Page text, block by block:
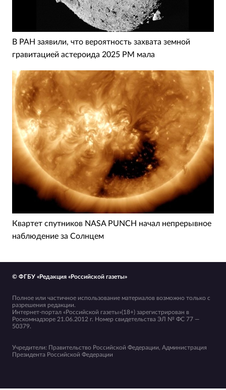
В РАН заявили, что вероятность захвата земной
гравитацией астероида 2025 PM мала
Квартет спутников NASA PUNCH начал непрерывное
наблюдение за Солнцем
© ФГБУ «Редакция «Российской газеты»
Полное или частичное использование материалов возможно только с
разрешения редакции.
Интернет-портал «Российской газеты»(18+) зарегистрирован в
Роскомнадзоре 21.06.2012 г. Номер свидетельства ЭЛ № ФС 77 —
50379.
Учредители: Правительство Российской Федерации, Администрация
Президента Российской Федерации